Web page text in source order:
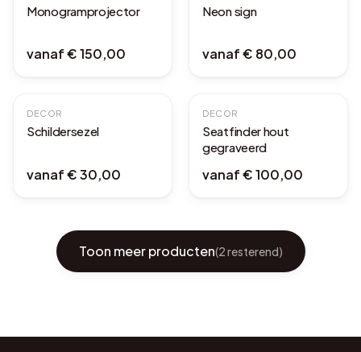
Monogramprojector
vanaf€ 150,00
Neon sign
vanaf€ 80,00
DECOR
Schildersezel
vanaf€ 30,00
DECOR
Seatfinder hout
gegraveerd
vanaf€ 100,00
Toon meer producten(2resterend)